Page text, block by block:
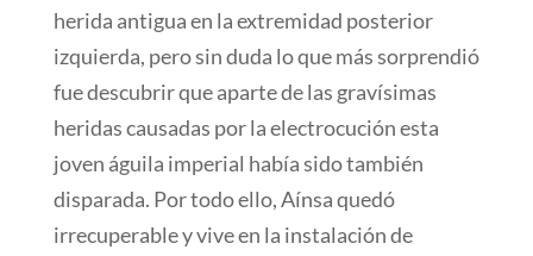
herida antigua en la extremidad posterior
izquierda, pero sin duda lo que más sorprendió
fue descubrir que aparte de las gravísimas
heridas causadas por la electrocución esta
joven águila imperial había sido también
disparada. Por todo ello, Aínsa quedó
irrecuperable y vive en la instalación de